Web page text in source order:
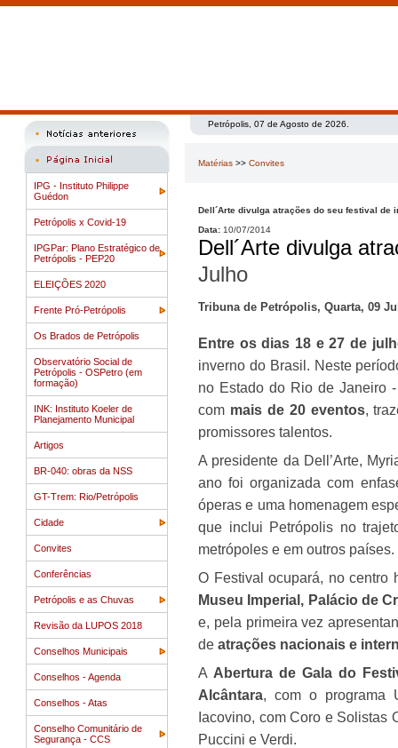
IPG - Instituto Philippe
Guédon
Petrópolis x Covid-19
IPGPar: Plano Estratégico de
Petrópolis - PEP20
ELEIÇÕES 2020
Frente Pró-Petrópolis
Os Brados de Petrópolis
Observatório Social de
Petrópolis - OSPetro (em
formação)
INK: Instituto Koeler de
Planejamento Municipal
Artigos
BR-040: obras da NSS
GT-Trem: Rio/Petrópolis
Cidade
Convites
Conferências
Petrópolis e as Chuvas
Revisão da LUPOS 2018
Conselhos Municipais
Conselhos - Agenda
Conselhos - Atas
Conselho Comunitário de
Segurança - CCS
Petrópolis, 07 de Agosto de 2026.
Matérias >> Convites
Dell´Arte divulga atrações do seu festival de
Data: 10/07/2014
Dell´Arte divulga
Julho
Tribuna de Petrópolis, Quarta, 09
Entre os dias 18 e 27 de
inverno do Brasil. Neste
no Estado do Rio de Janeiro
com mais de 20 eventos,
promissores talentos.
A presidente da Dell’Arte,
ano foi organizada com
óperas e uma homenagem
que inclui Petrópolis no
metrópoles e em outros países.
O Festival ocupará, no
Museu Imperial, Palácio de
e, pela primeira vez
de atrações nacionais e
A Abertura de Gala do
Alcântara, com o programa
Iacovino, com Coro e Solistas
Puccini e Verdi.